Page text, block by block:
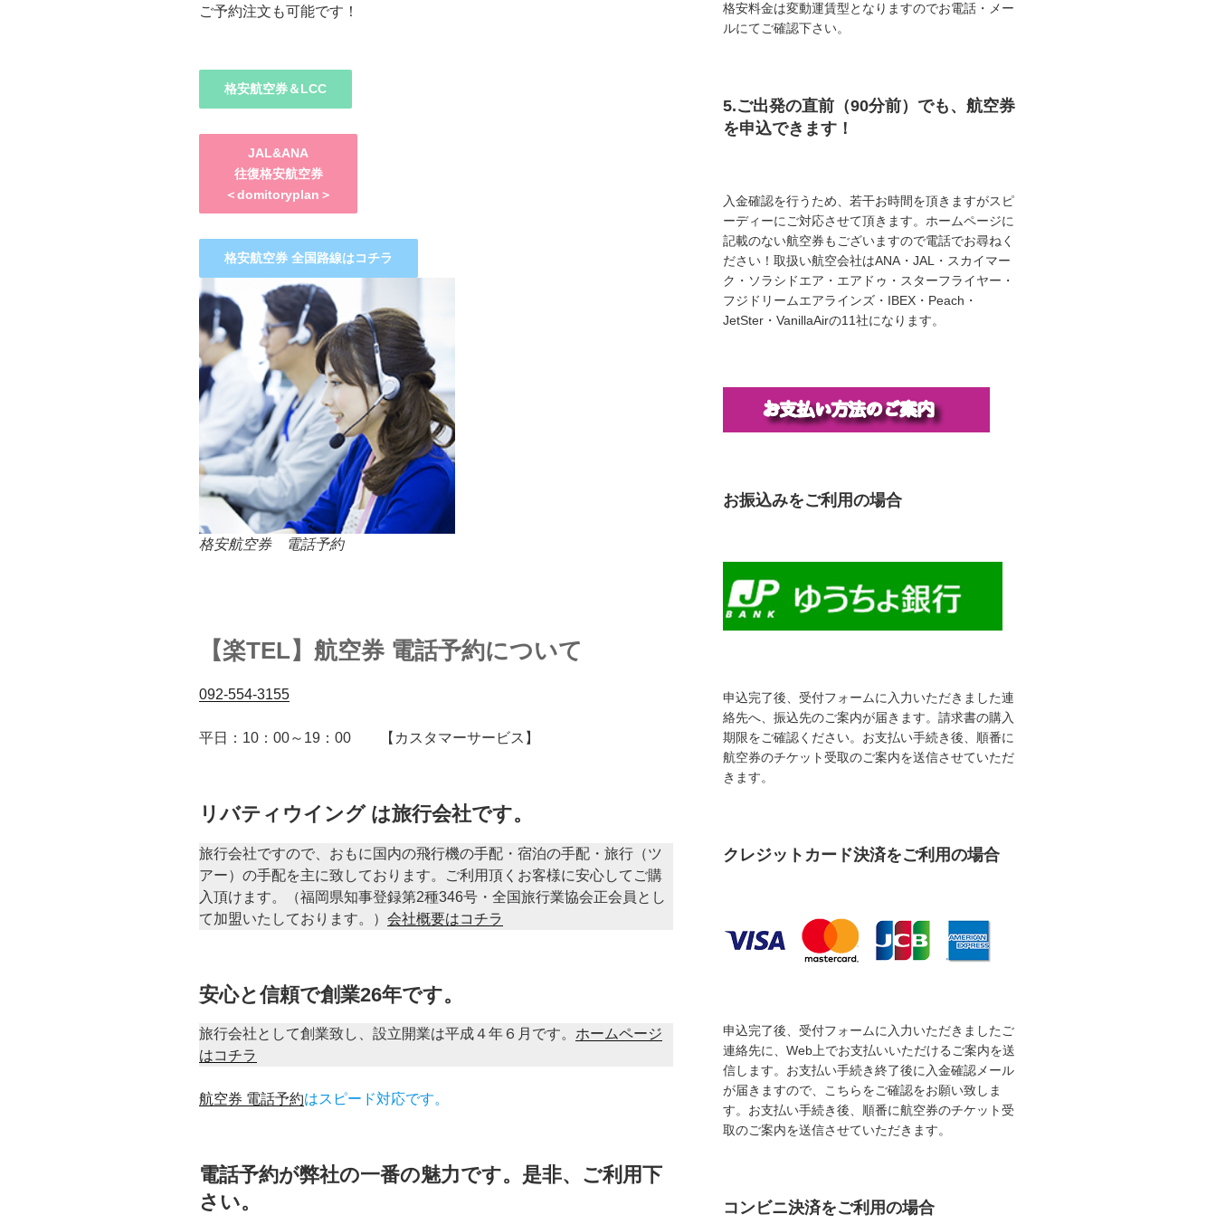
ご予約注文も可能です！
格安航空券＆LCC
JAL&ANA
往復格安航空券
＜domitoryplan＞
格安航空券 全国路線はコチラ
格安航空券 電話予約
【楽TEL】航空券 電話予約について
092-554-3155
平日：10：00～19：00 【カスタマーサービス】
リバティウイング は旅行会社です。
旅行会社ですので、おもに国内の飛行機の手配・宿泊の手配・旅行（ツ
アー）の手配を主に致しております。ご利用頂くお客様に安心してご購
入頂けます。（福岡県知事登録第2種346号・全国旅行業協会正会員とし
て加盟いたしております。） 会社概要はコチラ
安心と信頼で創業26年です。
旅行会社として創業致し、設立開業は平成４年６月です。 ホームページ
はコチラ
航空券 電話予約はスピード対応です。
電話予約が弊社の一番の魅力です。是非、ご利用下
さい。
格安料金は変動運賃型となりますのでお電話・メー
ルにてご確認下さい。
5.ご出発の直前（90分前）でも、航空券
を申込できます！
入金確認を行うため、若干お時間を頂きますがスピ
ーディーにご対応させて頂きます。ホームページに
記載のない航空券もございますので電話でお尋ねく
ださい！取扱い航空会社はANA・JAL・スカイマー
ク・ソラシドエア・エアドゥ・スターフライヤー・
フジドリームエアラインズ・IBEX・Peach・
JetSter・VanillaAirの11社になります。
お振込みをご利用の場合
申込完了後、受付フォームに入力いただきました連
絡先へ、振込先のご案内が届きます。請求書の購入
期限をご確認ください。お支払い手続き後、順番に
航空券のチケット受取のご案内を送信させていただ
きます。
クレジットカード決済をご利用の場合
申込完了後、受付フォームに入力いただきましたご
連絡先に、Web上でお支払いいただけるご案内を送
信します。お支払い手続き終了後に入金確認メール
が届きますので、こちらをご確認をお願い致しま
す。お支払い手続き後、順番に航空券のチケット受
取のご案内を送信させていただきます。
コンビニ決済をご利用の場合